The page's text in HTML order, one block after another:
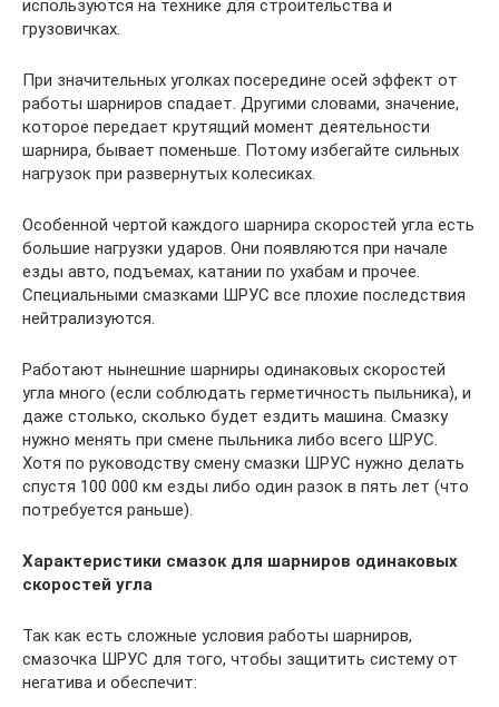
используются на технике для строительства и
грузовичках.
При значительных уголках посередине осей эффект от
работы шарниров спадает. Другими словами, значение,
которое передает крутящий момент деятельности
шарнира, бывает поменьше. Потому избегайте сильных
нагрузок при развернутых колесиках.
Особенной чертой каждого шарнира скоростей угла есть
большие нагрузки ударов. Они появляются при начале
езды авто, подъемах, катании по ухабам и прочее.
Специальными смазками ШРУС все плохие последствия
нейтрализуются.
Работают нынешние шарниры одинаковых скоростей
угла много (если соблюдать герметичность пыльника), и
даже столько, сколько будет ездить машина. Смазку
нужно менять при смене пыльника либо всего ШРУС.
Хотя по руководству смену смазки ШРУС нужно делать
спустя 100 000 км езды либо один разок в пять лет (что
потребуется раньше).
Характеристики смазок для шарниров одинаковых
скоростей угла
Так как есть сложные условия работы шарниров,
смазочка ШРУС для того, чтобы защитить систему от
негатива и обеспечит: